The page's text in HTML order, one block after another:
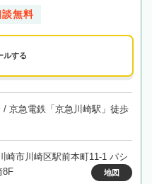
無料
ルする
京急電鉄「京急川崎駅」徒歩
崎市川崎区駅前本町11-1 パシ
8F
地図